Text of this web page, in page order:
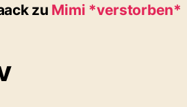
zu Mimi *verstorben*